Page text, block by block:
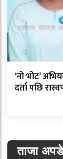
‘नो भोट’
दर्ता पछि
ताजा